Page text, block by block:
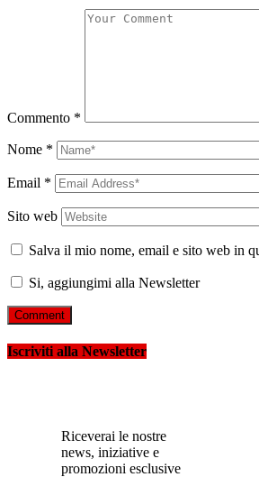
Commento *
Nome *
Email *
Sito web
Salva il mio nome, email e sito web in
Si, aggiungimi alla Newsletter
Iscriviti alla Newsletter
Riceverai le nostre
news, iniziative e
promozioni esclusive